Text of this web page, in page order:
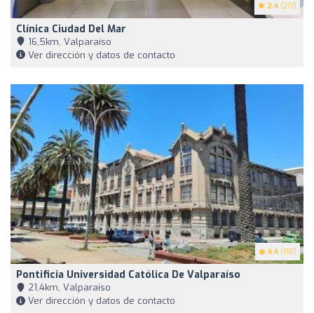
2.4 (217)
Clínica Ciudad Del Mar
16,5km, Valparaíso
Ver dirección y datos de contacto
4.4 (118)
Pontificia Universidad Católica De Valparaíso
21,4km, Valparaíso
Ver dirección y datos de contacto